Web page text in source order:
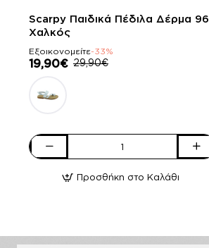
-33%
Scarpy Παιδικά Πέδιλα Δέρμα 96
Χαλκός
Εξοικονομείτε-33%
19,90€ 29,90€
Scarpy
Πέδιλα
Προσθήκη στο Καλάθι